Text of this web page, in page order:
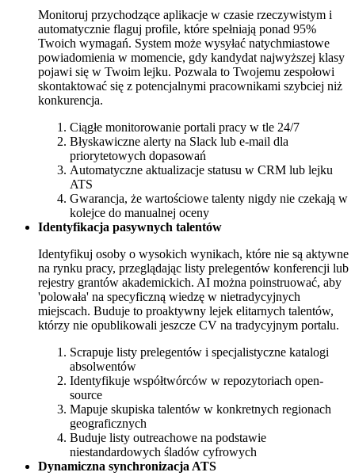
Monitoruj przychodzące aplikacje w czasie rzeczywistym i
automatycznie flaguj profile, które spełniają ponad 95%
Twoich wymagań. System może wysyłać natychmiastowe
powiadomienia w momencie, gdy kandydat najwyższej klasy
pojawi się w Twoim lejku. Pozwala to Twojemu zespołowi
skontaktować się z potencjalnymi pracownikami szybciej niż
konkurencja.
Ciągłe monitorowanie portali pracy w tle 24/7
Błyskawiczne alerty na Slack lub e-mail dla
priorytetowych dopasowań
Automatyczne aktualizacje statusu w CRM lub lejku
ATS
Gwarancja, że wartościowe talenty nigdy nie czekają w
kolejce do manualnej oceny
Identyfikacja pasywnych talentów
Identyfikuj osoby o wysokich wynikach, które nie są aktywne
na rynku pracy, przeglądając listy prelegentów konferencji lub
rejestry grantów akademickich. AI można poinstruować, aby
'polowała' na specyficzną wiedzę w nietradycyjnych
miejscach. Buduje to proaktywny lejek elitarnych talentów,
którzy nie opublikowali jeszcze CV na tradycyjnym portalu.
Scrapuje listy prelegentów i specjalistyczne katalogi
absolwentów
Identyfikuje współtwórców w repozytoriach open-
source
Mapuje skupiska talentów w konkretnych regionach
geograficznych
Buduje listy outreachowe na podstawie
niestandardowych śladów cyfrowych
Dynamiczna synchronizacja ATS